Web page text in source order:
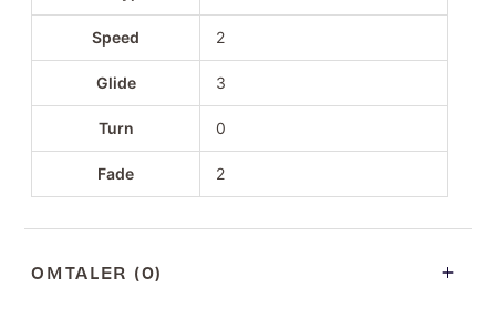
Speed 2
Glide 3
Turn 0
Fade 2
OMTALER (0)